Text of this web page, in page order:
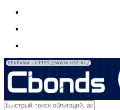
РЕКЛАМА • HTTPS://WWW.HSE.RU/